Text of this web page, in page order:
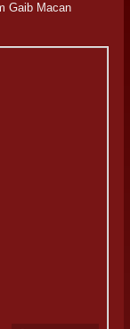
Gaib Macan